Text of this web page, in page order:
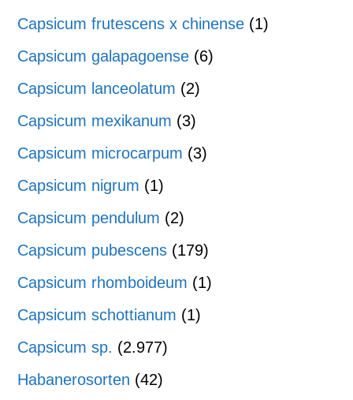
Capsicum frutescens x chinense (1)
Capsicum galapagoense (6)
Capsicum lanceolatum (2)
Capsicum mexikanum (3)
Capsicum microcarpum (3)
Capsicum nigrum (1)
Capsicum pendulum (2)
Capsicum pubescens (179)
Capsicum rhomboideum (1)
Capsicum schottianum (1)
Capsicum sp. (2.977)
Habanerosorten (42)